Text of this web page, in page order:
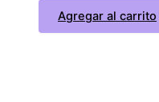
Agregar al carrito